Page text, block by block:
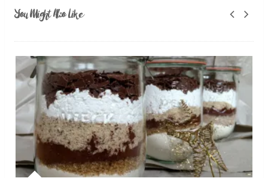
You Might Also Like